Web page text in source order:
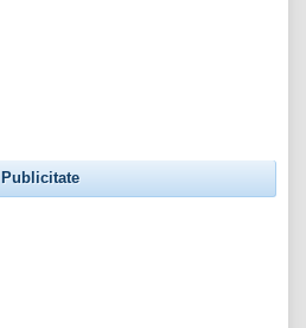
Publicitate